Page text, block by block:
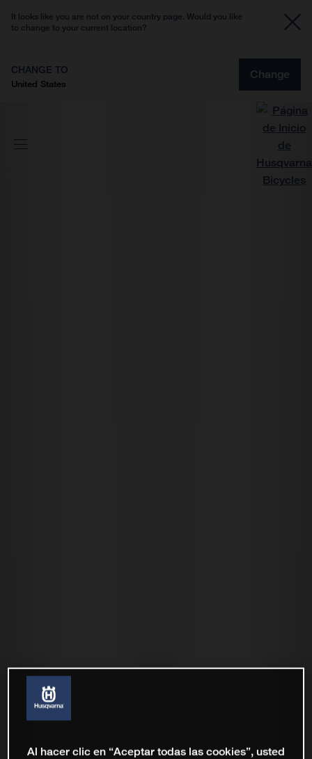
It looks like you are not on your country page. Would you like
to change to your current location?
CHANGE TO
United States
Change
Al hacer clic en “Aceptar todas las cookies”, usted